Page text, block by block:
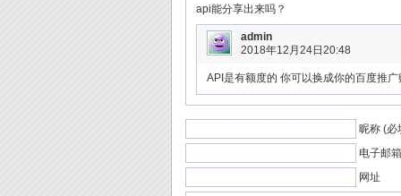
api能分享出来吗？
admin
2018年12月24日20:48
API是有额度的 你可以换成你的百度推
昵称 (必
电子邮
网址